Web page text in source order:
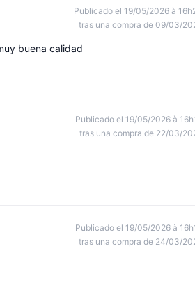
Publicado el 19/05/2026 à
tras una compra de 09/03/
buena calidad
Publicado el 19/05/2026 à
tras una compra de 22/03/
Publicado el 19/05/2026 à
tras una compra de 24/03/